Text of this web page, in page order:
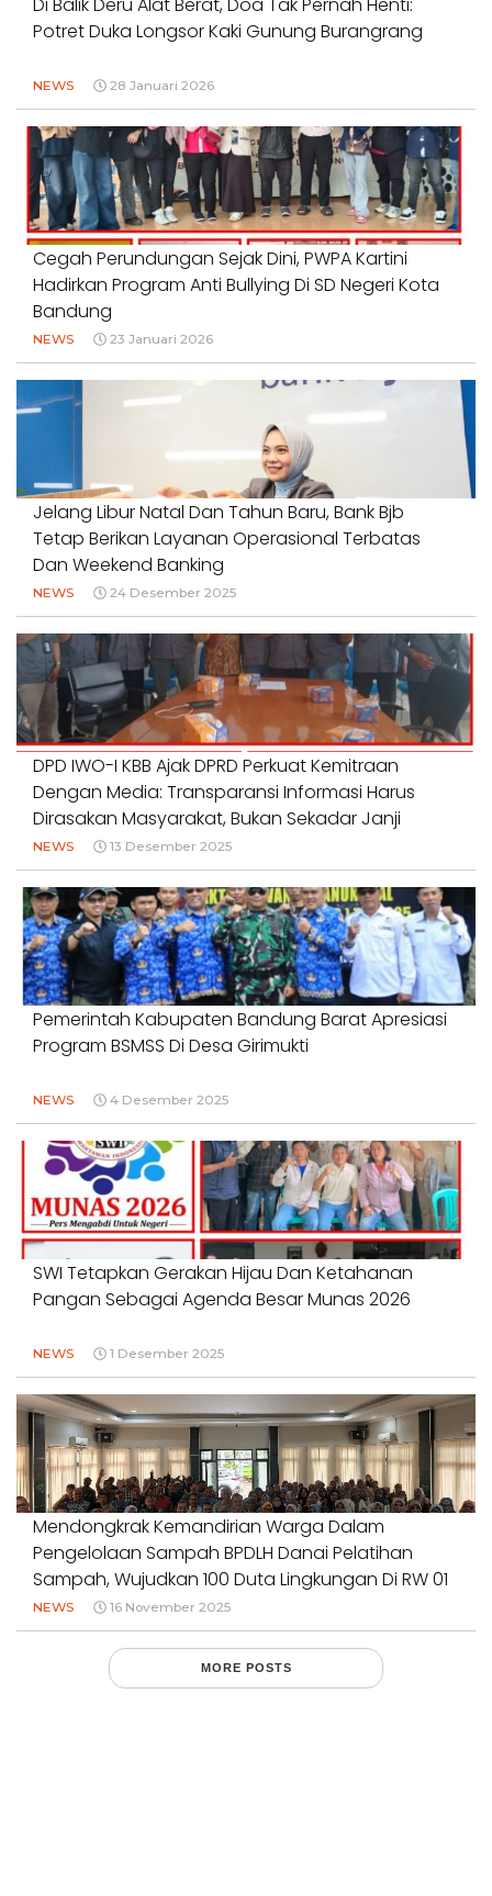
Di Balik Deru Alat Berat, Doa Tak Pernah Henti:
Potret Duka Longsor Kaki Gunung Burangrang
NEWS 28 Januari 2026
Cegah Perundungan Sejak Dini, PWPA Kartini
Hadirkan Program Anti Bullying Di SD Negeri Kota
Bandung
NEWS 23 Januari 2026
Jelang Libur Natal Dan Tahun Baru, Bank Bjb
Tetap Berikan Layanan Operasional Terbatas
Dan Weekend Banking
NEWS 24 Desember 2025
DPD IWO-I KBB Ajak DPRD Perkuat Kemitraan
Dengan Media: Transparansi Informasi Harus
Dirasakan Masyarakat, Bukan Sekadar Janji
NEWS 13 Desember 2025
Pemerintah Kabupaten Bandung Barat Apresiasi
Program BSMSS Di Desa Girimukti
NEWS 4 Desember 2025
SWI Tetapkan Gerakan Hijau Dan Ketahanan
Pangan Sebagai Agenda Besar Munas 2026
NEWS 1 Desember 2025
Mendongkrak Kemandirian Warga Dalam
Pengelolaan Sampah BPDLH Danai Pelatihan
Sampah, Wujudkan 100 Duta Lingkungan Di RW 01
B.I.R Rancasari Kota Bandung
NEWS 16 November 2025
MORE POSTS